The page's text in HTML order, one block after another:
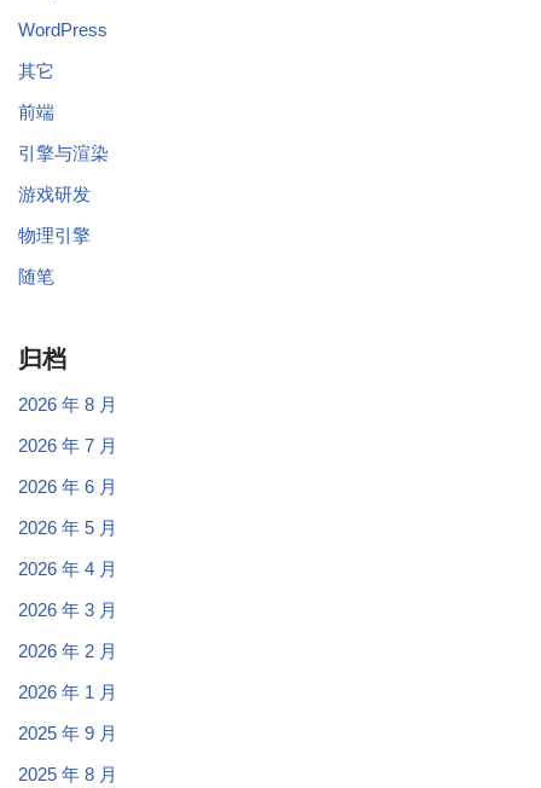
WordPress
其它
前端
引擎与渲染
游戏研发
物理引擎
随笔
归档
2026 年 8 月
2026 年 7 月
2026 年 6 月
2026 年 5 月
2026 年 4 月
2026 年 3 月
2026 年 2 月
2026 年 1 月
2025 年 9 月
2025 年 8 月